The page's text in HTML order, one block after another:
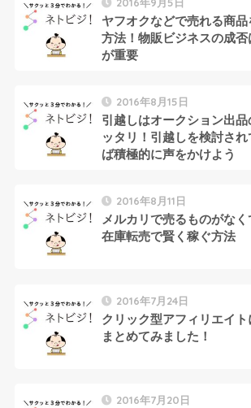
ヤフオクなどで売れる商
方法！物販ビジネスの成
が重要
2016年8月15日
引越しはオークション出
ッタリ！引越しを検討さ
ば積極的に声をかけよう
2016年8月11日
メルカリで売るものがな
在庫転売で賢く稼ぐ方法
2016年7月24日
クリック型アフィリエイ
まとめてみました！
2016年7月20日